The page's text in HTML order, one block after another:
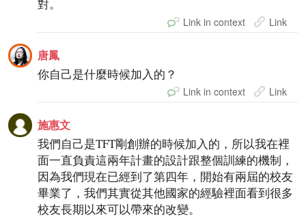
對。
Link in context Link
唐鳳
你自己是什麼時候加入的？
Link in context Link
施惠文
我們自己是TFT剛創辦的時候加入的，所以我在裡
面一直負責這兩年計畫的設計跟整個訓練的機制，
因為我們現在已經到了第四年，開始有兩屆的校友
畢業了，我們其實從其他國家的經驗裡面看到很多
校友長期以來可以帶來的改變。